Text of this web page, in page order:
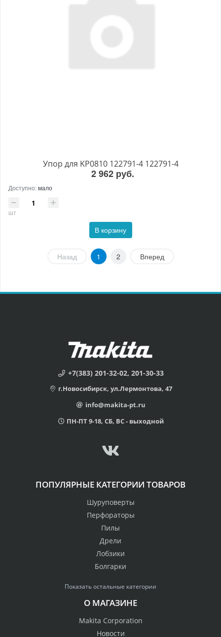
Упор для KP0810 122791-4 122791-4
2 962 руб.
Доступно:мало
шт
В корзину
Назад 1 2 Вперед
+7(383) 201-32-02, 201-30-33
г.Новосибирск, ул.Лермонтова, 47
info@makita-pt.ru
ПН-ПТ 9-18, СБ, ВС - выходной
ПОПУЛЯРНЫЕ КАТЕГОРИИ ТОВАРОВ
Шуруповерты
Перфораторы
Пилы
Дрели
Лобзики
Болгарки
Показать остальные категории
О МАГАЗИНЕ
Makita Corporation
Новости